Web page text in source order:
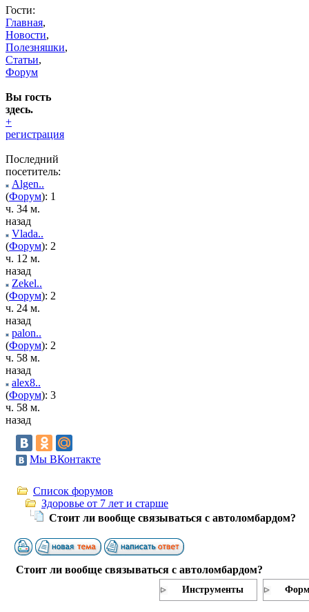
Гости:
Главная,
Новости,
Полезняшки,
Статьи,
Форум
Вы гость
здесь.
+
регистрация
Последний
посетитель:
Algen..
(Форум): 1
ч. 34 м.
назад
Vlada..
(Форум): 2
ч. 12 м.
назад
Zekel..
(Форум): 2
ч. 24 м.
назад
palon..
(Форум): 2
ч. 58 м.
назад
alex8..
(Форум): 3
ч. 58 м.
назад
Мы ВКонтакте
Список форумов
Здоровье от 7 лет и старше
Стоит ли вообще связываться с автоломбардом?
Стоит ли вообще связываться с автоломбардом?
Инструменты